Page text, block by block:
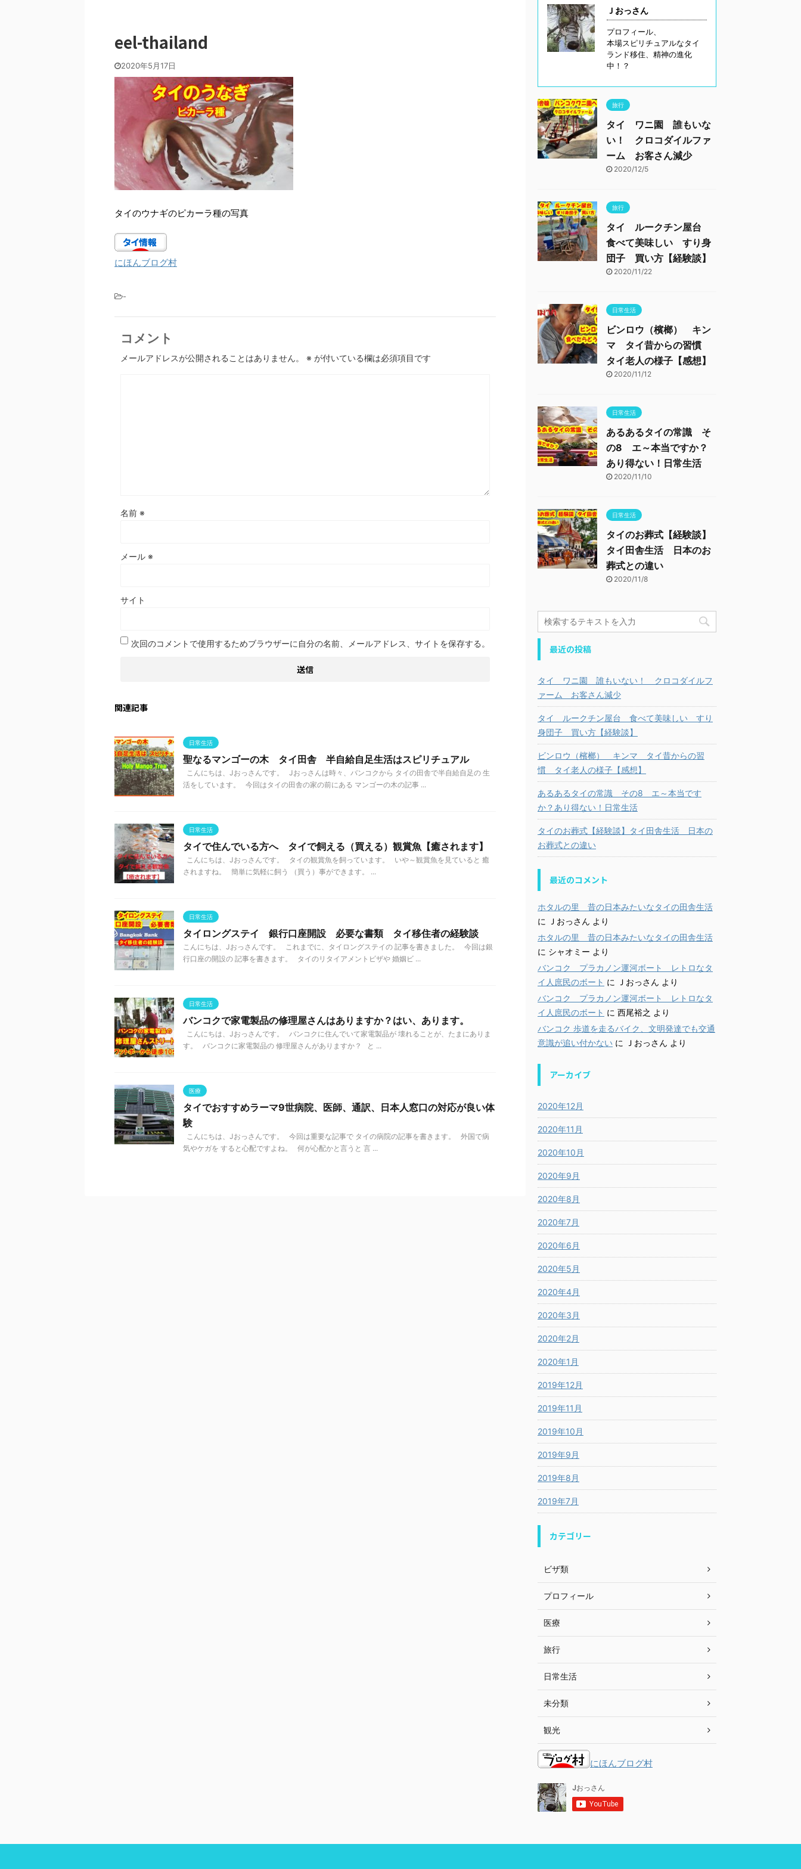
eel-thailand
2020年5月17日
タイのウナギのピカーラ種の写真
にほんブログ村
-
コメント
メールアドレスが公開されることはありません。 ※ が付いている欄は必須項目です
名前 ※
メール ※
サイト
次回のコメントで使用するためブラウザーに自分の名前、メールアドレス、サイトを保存する。
関連記事
日常生活
聖なるマンゴーの木 タイ田舎 半自給自足生活はスピリチュアル
こんにちは、Jおっさんです。 Jおっさんは時々、バンコクから タイの田舎で半自給自足の 生
活をしています。 今回はタイの田舎の家の前にある マンゴーの木の記事 ...
日常生活
タイで住んでいる方へ タイで飼える（買える）観賞魚【癒されます】
こんにちは、Jおっさんです。 タイの観賞魚を飼っています。 いや～観賞魚を見ていると 癒
されますね。 簡単に気軽に飼う （買う）事ができます。 ...
日常生活
タイロングステイ 銀行口座開設 必要な書類 タイ移住者の経験談
こんにちは、Jおっさんです。 これまでに、タイロングステイの 記事を書きました。 今回は銀
行口座の開設の 記事を書きます。 タイのリタイアメントビザや 婚姻ビ ...
日常生活
バンコクで家電製品の修理屋さんはありますか？はい、あります。
こんにちは、Jおっさんです。 バンコクに住んでいて家電製品が 壊れることが、たまにありま
す。 バンコクに家電製品の 修理屋さんがありますか？ と ...
医療
タイでおすすめラーマ9世病院、医師、通訳、日本人窓口の対応が良い体
験
こんにちは、Jおっさんです。 今回は重要な記事で タイの病院の記事を書きます。 外国で病
気やケガを すると心配ですよね。 何が心配かと言うと 言 ...
Ｊおっさん
プロフィール、
本場スピリチュアルなタイ
ランド移住、精神の進化
中！？
旅行
タイ ワニ園 誰もいな
い！ クロコダイルファ
ーム お客さん減少
2020/12/5
旅行
タイ ルークチン屋台
食べて美味しい すり身
団子 買い方【経験談】
2020/11/22
日常生活
ビンロウ（檳榔） キン
マ タイ昔からの習慣
タイ老人の様子【感想】
2020/11/12
日常生活
あるあるタイの常識 そ
の8 エ～本当ですか？
あり得ない！日常生活
2020/11/10
日常生活
タイのお葬式【経験談】
タイ田舎生活 日本のお
葬式との違い
2020/11/8
最近の投稿
タイ ワニ園 誰もいない！ クロコダイルフ
ァーム お客さん減少
タイ ルークチン屋台 食べて美味しい すり
身団子 買い方【経験談】
ビンロウ（檳榔） キンマ タイ昔からの習
慣 タイ老人の様子【感想】
あるあるタイの常識 その8 エ～本当です
か？あり得ない！日常生活
タイのお葬式【経験談】タイ田舎生活 日本の
お葬式との違い
最近のコメント
ホタルの里 昔の日本みたいなタイの田舎生活
に
Ｊおっさん より
ホタルの里 昔の日本みたいなタイの田舎生活
に シャオミー より
バンコク プラカノン運河ボート レトロなタ
イ人庶民のボート に Ｊおっさん より
バンコク プラカノン運河ボート レトロなタ
イ人庶民のボート に 西尾裕之 より
バンコク 歩道を走るバイク、文明発達でも交通
意識が追い付かない に Ｊおっさん より
アーカイブ
2020年12月
2020年11月
2020年10月
2020年9月
2020年8月
2020年7月
2020年6月
2020年5月
2020年4月
2020年3月
2020年2月
2020年1月
2019年12月
2019年11月
2019年10月
2019年9月
2019年8月
2019年7月
カテゴリー
ビザ類
プロフィール
医療
旅行
日常生活
未分類
観光
にほんブログ村